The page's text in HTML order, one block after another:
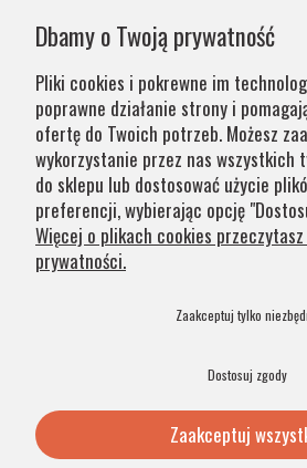
chęci zapewnienia jak najwyższej
na zamówienie jest zaznaczony w
nasze lampy warto czasem poczekać.
Kategorie
Obsługa klienta
© 2026 Argon Lampy. All Rights Reserved. .
Dbamy o Twoją prywatność
Pliki cookies i pokrewne im
poprawne działanie strony i
ofertę do Twoich potrzeb. Możesz
wykorzystanie przez nas wszystkich
do sklepu lub dostosować użycie
preferencji, wybierając opcję
Więcej o plikach cookies
prywatności.
Zaakceptuj tylko
Dostosuj zgody
Zaakceptuj